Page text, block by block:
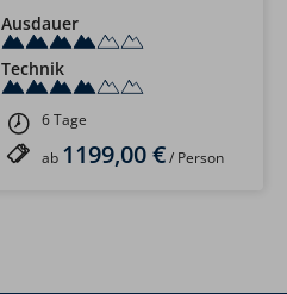
Ausdauer
Technik
6 Tage
ab 1199,00 €/ Person